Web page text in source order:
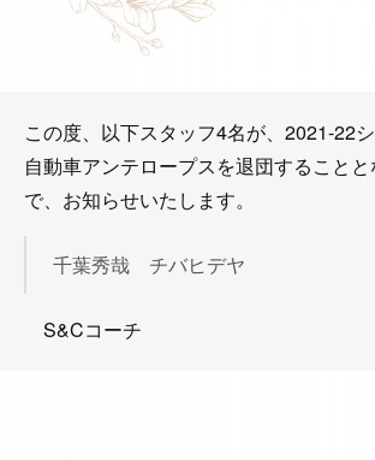
この度、以下スタッフ4名が、2021-22
自動車アンテロープスを退団すること
で、お知らせいたします。
千葉秀哉 チバヒデヤ
S&Cコーチ